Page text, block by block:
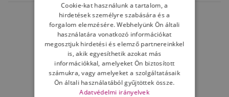
Ne felejtsd el
Cookie-kat használunk a tartalom, a
hirdetések személyre szabására és a
forgalom elemzésére. Webhelyünk Ön általi
használatára vonatkozó információkat
megosztjuk hirdetési és elemző partnereinkkel
is, akik egyesíthetik azokat más
információkkal, amelyeket Ön biztosított
számukra, vagy amelyeket a szolgáltatásaik
Ön általi használatából gyűjtöttek össze.
Adatvédelmi irányelvek